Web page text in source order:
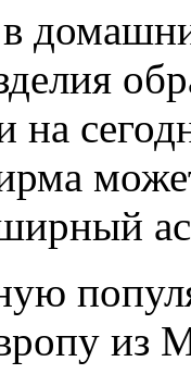
на
из